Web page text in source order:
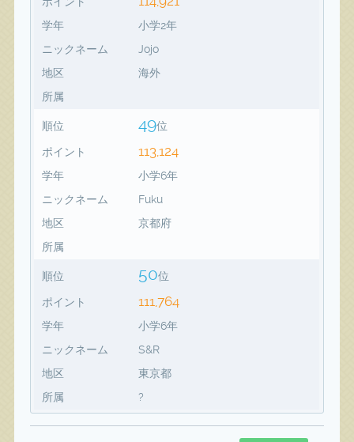
学年
小学2年
ニックネーム
Jojo
地区
海外
所属
順位 49位
ポイント 113,124
学年
小学6年
ニックネーム
Fuku
地区
京都府
所属
順位 50位
ポイント 111,764
学年
小学6年
ニックネーム
S&R
地区
東京都
所属
?